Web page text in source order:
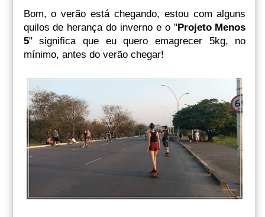
Bom, o verão está chegando, estou com alguns
quilos de herança do inverno e o "Projeto Menos
5" significa que eu quero emagrecer 5kg, no
mínimo, antes do verão chegar!